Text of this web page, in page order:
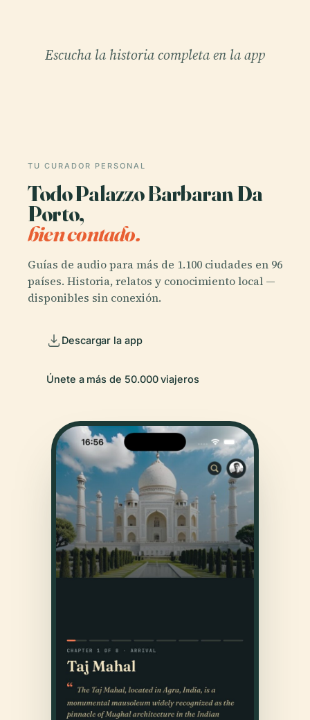
Escucha la historia completa en la app
TU CURADOR PERSONAL
Todo Palazzo Barbaran Da
Porto,
bien contado.
Guías de audio para más de 1.100 ciudades en 96
países. Historia, relatos y conocimiento local —
disponibles sin conexión.
Descargar la app
Únete a más de 50.000 viajeros